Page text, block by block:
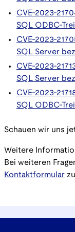
CVE-2023-
SQL ODBC-
CVE-2023-
SQL Server
CVE-2023-
SQL Server
CVE-2023-
SQL ODBC-
Schauen wir uns
Weitere
Bei weiteren
Kontaktformular